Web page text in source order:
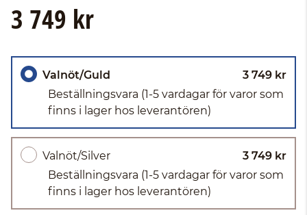
3 749 kr
Valnöt/Guld
3 749 kr
Beställningsvara (1-5 vardagar för varor som
finns i lager hos leverantören)
Valnöt/Silver
3 749 kr
Beställningsvara (1-5 vardagar för varor som
finns i lager hos leverantören)